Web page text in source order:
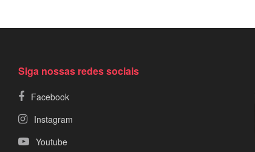
Siga nossas redes sociais
Facebook
Instagram
Youtube